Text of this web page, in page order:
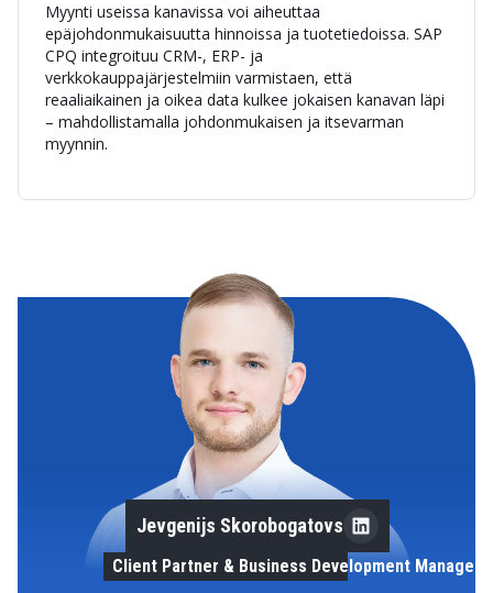
Myynti useissa kanavissa voi aiheuttaa
epäjohdonmukaisuutta hinnoissa ja tuotetiedoissa. SAP
CPQ integroituu CRM-, ERP- ja
verkkokauppajärjestelmiin varmistaen, että
reaaliaikainen ja oikea data kulkee jokaisen kanavan läpi
– mahdollistamalla johdonmukaisen ja itsevarman
myynnin.
Jevgenijs Skorobogatovs
Client Partner & Business Development Manager